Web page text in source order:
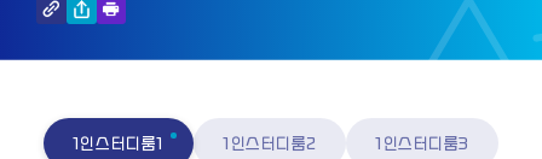
1인스터디룸1 1인스터디룸2 1인스터디룸3